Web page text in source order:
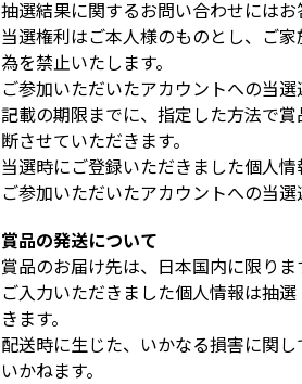
抽選結果に関するお問い合わせにはお
当選権利はご本人様のものとし、ご
為を禁止いたします。
ご参加いただいたアカウントへの当
記載の期限までに、指定した方法で
断させていただきます。
当選時にご登録いただきました個人
ご参加いただいたアカウントへの当
賞品の発送について
賞品のお届け先は、日本国内に限りま
ご入力いただきました個人情報は抽
きます。
配送時に生じた、いかなる損害に関
いかねます。